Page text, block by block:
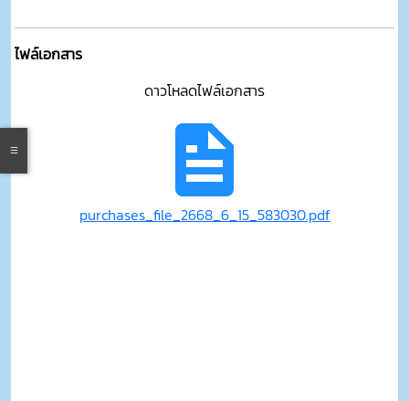
ไฟล์เอกสาร
ดาวโหลดไฟล์เอกสาร
purchases_file_2668_6_15_583030.pdf